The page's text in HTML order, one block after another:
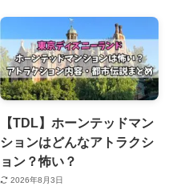
【TDL】ホーンテッドマン
ションはどんなアトラクシ
ョン？怖い？
2026年8月3日